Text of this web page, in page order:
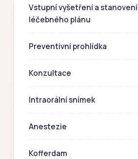
Vstupní vyšetření a stanovení
léčebného plánu
Preventivní prohlídka
Konzultace
Intraorální snímek
Anestezie
Kofferdam